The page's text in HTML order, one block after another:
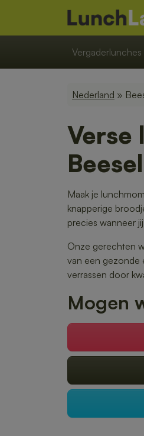
Vergaderlunches
Nederland »
Verse
Maak je
knapperige
precies wanneer
Onze gerechten
van een gezonde
verrassen door
Mogen